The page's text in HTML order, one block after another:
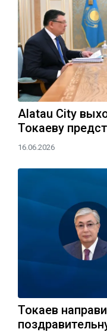
Alatau City
Токаеву
16.06.2026
Токаев